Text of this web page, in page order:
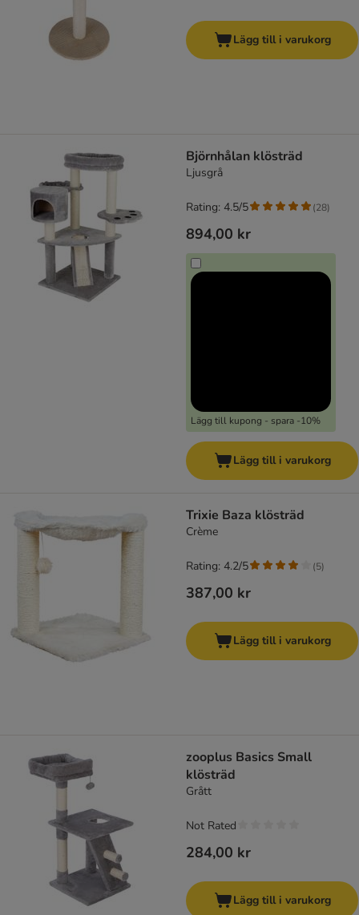
Lägg till i varukorg
Björnhålan klösträd
Ljusgrå
894,00 kr
Lägg till kupong - spara -10%
Rating: 4.5/5 (28)
Lägg till i varukorg
Trixie Baza klösträd
Crème
387,00 kr
Rating: 4.2/5 (5)
Lägg till i varukorg
zooplus Basics Small
klösträd
Grått
284,00 kr
Not Rated
Lägg till i varukorg